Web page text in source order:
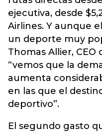
ejecutiva, desde
Airlines. Y aunque
un deporte muy
Thomas Allier, CEO
“vemos que la
aumenta
en las que el
deportivo”.
El segundo gasto